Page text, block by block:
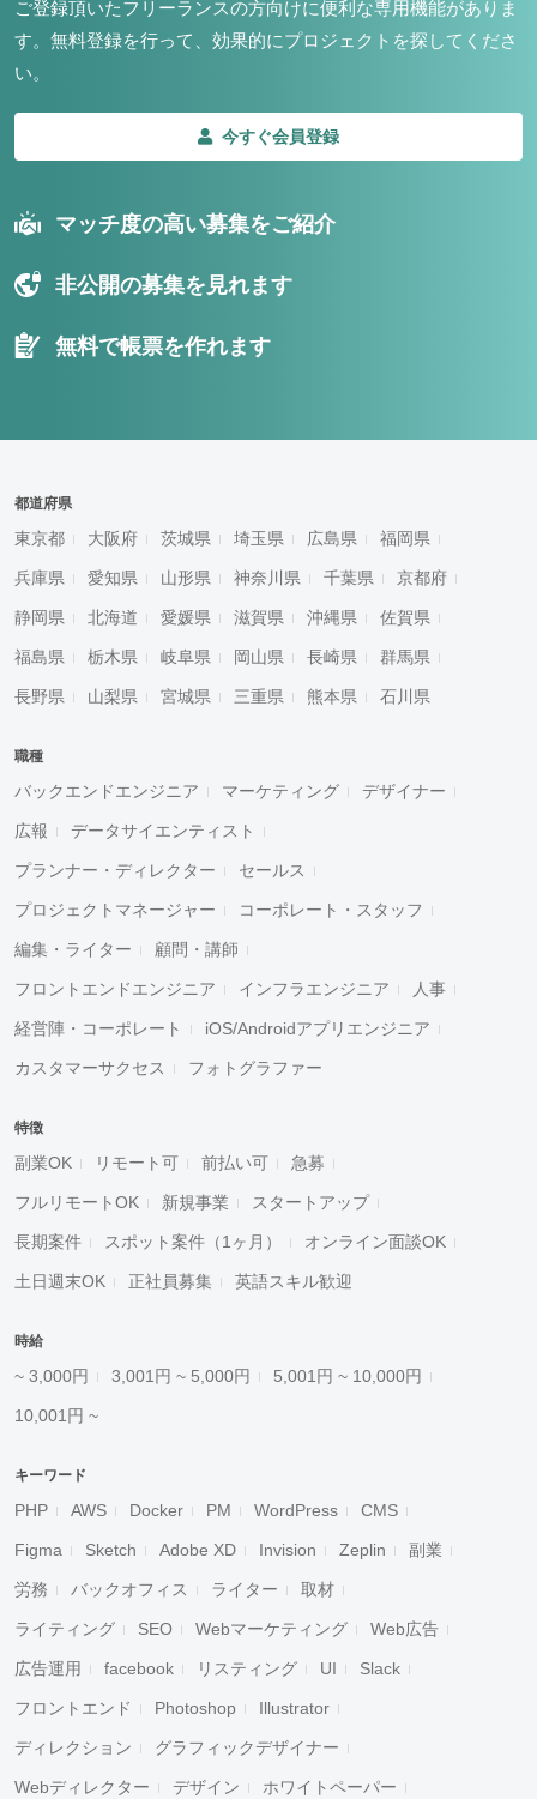
ご登録頂いたフリーランスの方向けに便利な専用機能がありま
す。 無料登録を行って、効果的にプロジェクトを探してくださ
い。
今すぐ会員登録
マッチ度の高い募集をご紹介
非公開の募集を見れます
無料で帳票を作れます
都道府県
東京都 大阪府 茨城県 埼玉県 広島県 福岡県
兵庫県 愛知県 山形県 神奈川県 千葉県 京都府
静岡県 北海道 愛媛県 滋賀県 沖縄県 佐賀県
福島県 栃木県 岐阜県 岡山県 長崎県 群馬県
長野県 山梨県 宮城県 三重県 熊本県 石川県
職種
バックエンドエンジニア マーケティング デザイナー
広報 データサイエンティスト
プランナー・ディレクター セールス
プロジェクトマネージャー コーポレート・スタッフ
編集・ライター 顧問・講師
フロントエンドエンジニア インフラエンジニア 人事
経営陣・コーポレート iOS/Androidアプリエンジニア
カスタマーサクセス フォトグラファー
特徴
副業OK リモート可 前払い可 急募
フルリモートOK 新規事業 スタートアップ
長期案件 スポット案件（1ヶ月） オンライン面談OK
土日週末OK 正社員募集 英語スキル歓迎
時給
~ 3,000円 3,001円 ~ 5,000円 5,001円 ~ 10,000円
10,001円 ~
キーワード
PHP AWS Docker PM WordPress CMS
Figma Sketch Adobe XD Invision Zeplin 副業
労務 バックオフィス ライター 取材
ライティング SEO Webマーケティング Web広告
広告運用 facebook リスティング UI Slack
フロントエンド Photoshop Illustrator
ディレクション グラフィックデザイナー
Webディレクター デザイン ホワイトペーパー